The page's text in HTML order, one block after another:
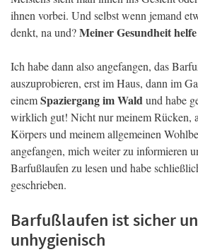
ihnen vorbei. Und selbst wenn jemand
denkt, na und?Meiner Gesundheit
Ich habe dann also angefangen, das
auszuprobieren, erst im Haus, dann im
einemSpaziergang im Waldund habe
wirklich gut! Nicht nur meinem Rücken,
Körpers und meinem allgemeinen
angefangen, mich weiter zu informieren
Barfußlaufen zu lesen und habe
geschrieben.
Barfußlaufen ist sicher
unhygienisch